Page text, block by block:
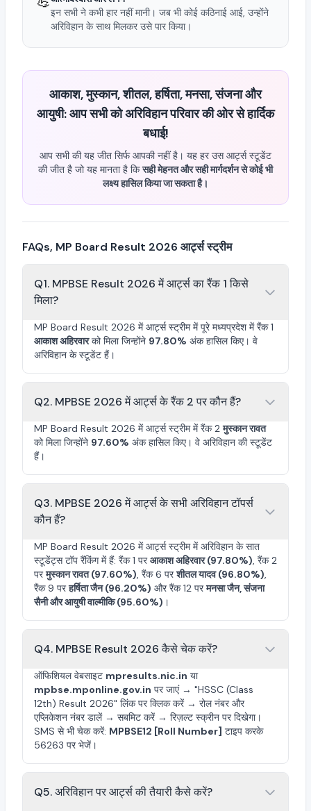
इन सभी ने कभी हार नहीं मानी। जब भी कोई कठिनाई आई, उन्होंने
अरिविहान के साथ मिलकर उसे पार किया।
आकाश, मुस्कान, शीतल, हर्षिता, मनसा, संजना और
आयुषी: आप सभी को अरिविहान परिवार की ओर से हार्दिक
बधाई!
आप सभी की यह जीत सिर्फ आपकी नहीं है। यह हर उस आर्ट्स स्टूडेंट
की जीत है जो यह मानता है किसही मेहनत और सही मार्गदर्शन से कोई भी
लक्ष्य हासिल किया जा सकता है।
FAQs, MP Board Result 2026 आर्ट्स स्ट्रीम
Q1. MPBSE Result 2026 में आर्ट्स का रैंक 1 किसे
मिला?
MP Board Result 2026 में आर्ट्स स्ट्रीम में पूरे मध्यप्रदेश में रैंक 1
आकाश अहिरवारको मिला जिन्होंने 97.80% अंक हासिल किए। वे
अरिविहान के स्टूडेंट हैं।
Q2. MPBSE 2026 में आर्ट्स के रैंक 2 पर कौन हैं?
MP Board Result 2026 में आर्ट्स स्ट्रीम में रैंक 2मुस्कान रावत
को मिला जिन्होंने 97.60% अंक हासिल किए। वे अरिविहान की स्टूडेंट
हैं।
Q3. MPBSE 2026 में आर्ट्स के सभी अरिविहान टॉपर्स
कौन हैं?
MP Board Result 2026 में आर्ट्स स्ट्रीम में अरिविहान के सात
स्टूडेंट्स टॉप रैंकिंग में हैं: रैंक 1 परआकाश अहिरवार (97.80%) , रैंक 2
परमुस्कान रावत (97.60%) , रैंक 6 परशीतल यादव (96.80%)
रैंक 9 परहर्षिता जैन (96.20%) और रैंक 12 परमनसा जैन, संजना
सैनी और आयुषी वाल्मीकि (95.60%) ।
Q4. MPBSE Result 2026 कैसे चेक करें?
ऑफिशियल वेबसाइट mpresults.nic.in या
mpbse.mponline.gov.in पर जाएं → "HSSC (Class
12th) Result 2026" लिंक पर क्लिक करें → रोल नंबर और
एप्लिकेशन नंबर डालें → सबमिट करें → रिज़ल्ट स्क्रीन पर दिखेगा।
SMS से भी चेक करें: MPBSE12 [Roll Number] टाइप करके
56263 पर भेजें।
Q5. अरिविहान पर आर्ट्स की तैयारी कैसे करें?